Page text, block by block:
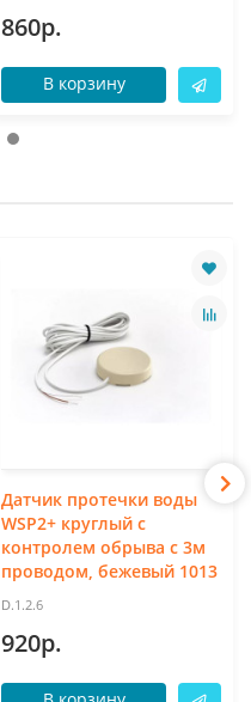
860р.
В корзину
Датчик протечки воды
WSP2+ круглый с
контролем обрыва с 3м
проводом, бежевый 1013
D.1.2.6
920р.